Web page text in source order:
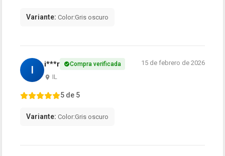
Variante: Color:Gris oscuro
I i***r Compra verificada
IL
15 de febrero de 2026
5 de 5
Variante: Color:Gris oscuro